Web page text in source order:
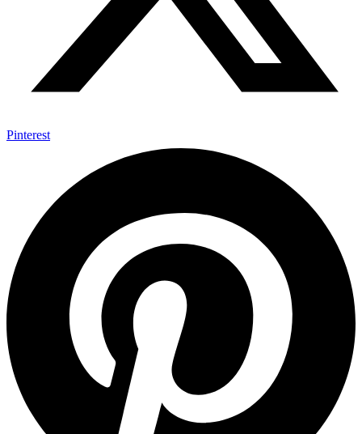
Pinterest